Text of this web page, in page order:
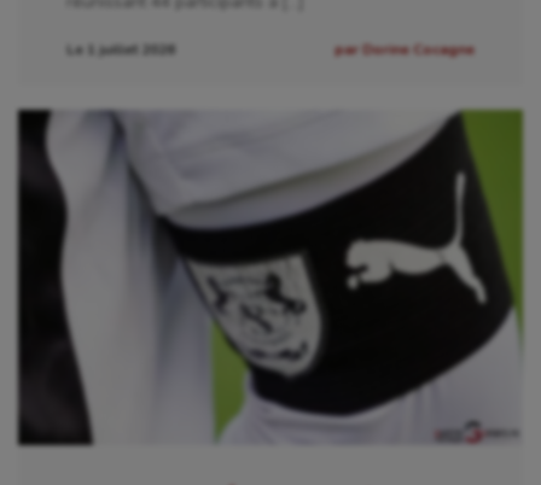
Le 1 juillet 2026 par Dorine Cocagne